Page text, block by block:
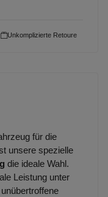
Unkomplizierte Retoure
für die
unsere spezielle
die ideale Wahl.
Leistung unter